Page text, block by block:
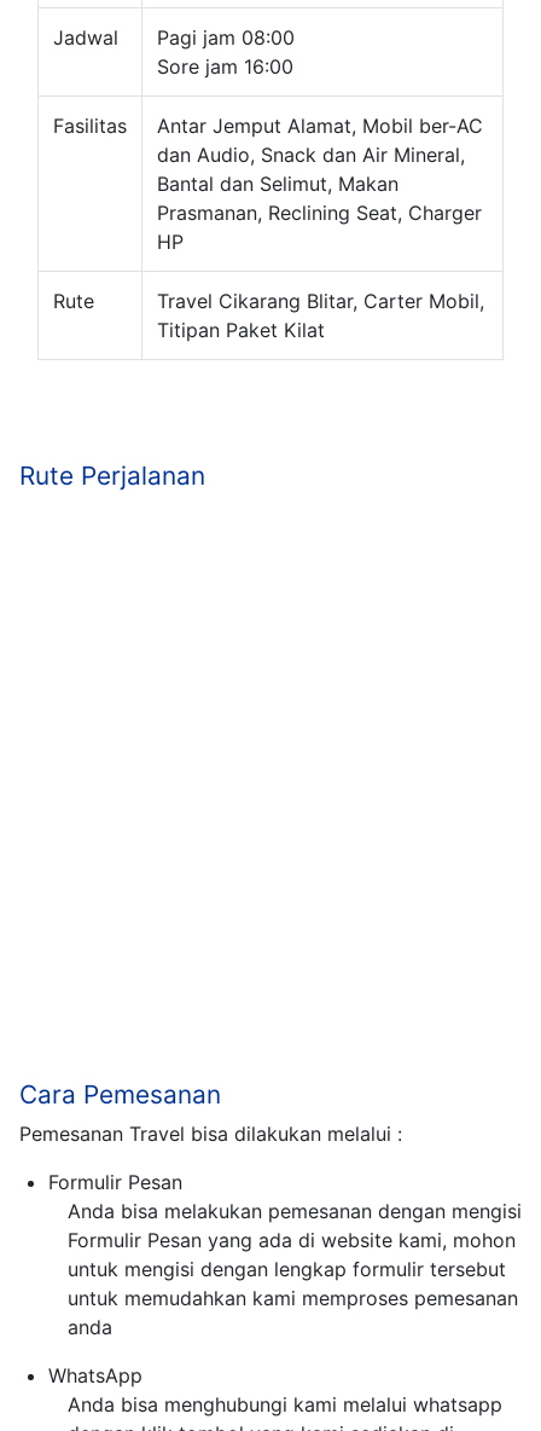
Jadwal
Pagi jam 08:00
Sore jam 16:00
Fasilitas
Antar Jemput Alamat, Mobil ber-AC
dan Audio, Snack dan Air Mineral,
Bantal dan Selimut, Makan
Prasmanan, Reclining Seat, Charger
HP
Rute
Travel Cikarang Blitar, Carter Mobil,
Titipan Paket Kilat
Rute Perjalanan
Cara Pemesanan
Pemesanan Travel bisa dilakukan melalui :
Formulir Pesan
Anda bisa melakukan pemesanan dengan mengisi
Formulir Pesan yang ada di website kami, mohon
untuk mengisi dengan lengkap formulir tersebut
untuk memudahkan kami memproses pemesanan
anda
WhatsApp
Anda bisa menghubungi kami melalui whatsapp